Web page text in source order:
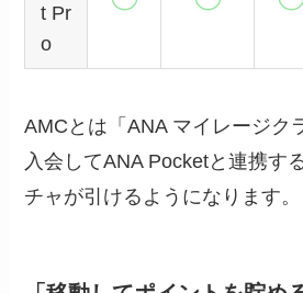
t Pr
o
AMCとは「ANA マイレージク
入会してANA Pocketと連携す
チャが引けるようになります。